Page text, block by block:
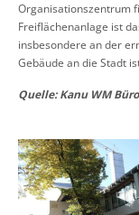
Organisationszentrum
Freiflächenanlage ist
insbesondere an der
Gebäude an die Stadt
Quelle: Kanu WM